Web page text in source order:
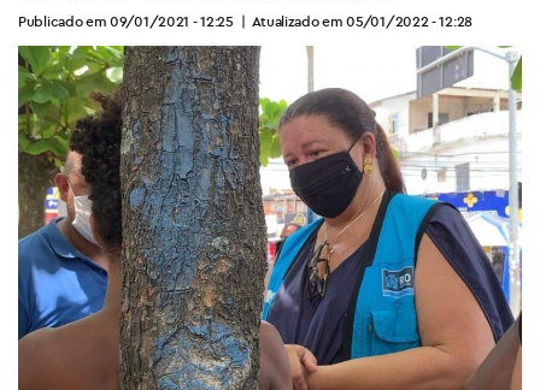
Publicado em 09/01/2021 - 12:25 | Atualizado em 05/01/2022 - 12:28